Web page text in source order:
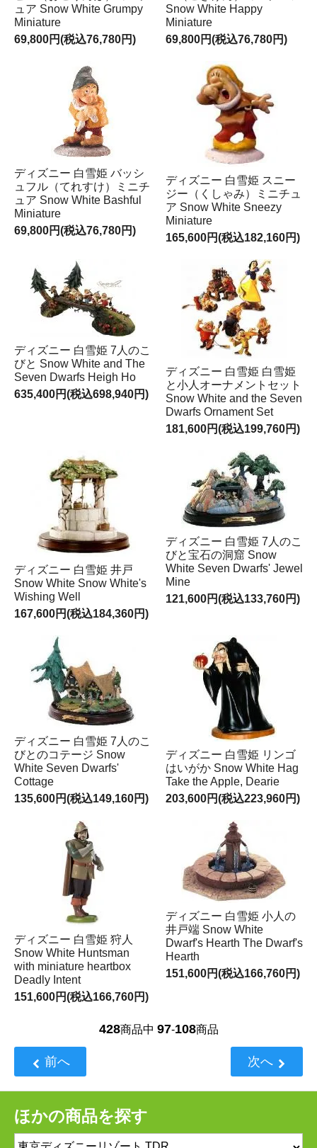
ュア Snow White Grumpy
Miniature
69,800円(税込76,780円)
Snow White Happy
Miniature
69,800円(税込76,780円)
ディズニー 白雪姫 バッシ
ュフル（てれすけ）ミニチ
ュア Snow White Bashful
Miniature
69,800円(税込76,780円)
ディズニー 白雪姫 スニー
ジー（くしゃみ）ミニチュ
ア Snow White Sneezy
Miniature
165,600円(税込182,160円)
ディズニー 白雪姫 7人のこ
びと Snow White and The
Seven Dwarfs Heigh Ho
635,400円(税込698,940円)
ディズニー 白雪姫 白雪姫
と小人オーナメントセット
Snow White and the Seven
Dwarfs Ornament Set
181,600円(税込199,760円)
ディズニー 白雪姫 井戸
Snow White Snow White's
Wishing Well
167,600円(税込184,360円)
ディズニー 白雪姫 7人のこ
びと宝石の洞窟 Snow
White Seven Dwarfs' Jewel
Mine
121,600円(税込133,760円)
ディズニー 白雪姫 7人のこ
びとのコテージ Snow
White Seven Dwarfs'
Cottage
135,600円(税込149,160円)
ディズニー 白雪姫 リンゴ
はいがか Snow White Hag
Take the Apple, Dearie
203,600円(税込223,960円)
ディズニー 白雪姫 狩人
Snow White Huntsman
with miniature heartbox
Deadly Intent
151,600円(税込166,760円)
ディズニー 白雪姫 小人の
井戸端 Snow White
Dwarf's Hearth The Dwarf's
Hearth
151,600円(税込166,760円)
428商品中 97-108商品
前へ 次へ
ほかの商品を探す